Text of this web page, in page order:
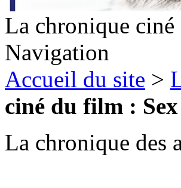
La chronique
Navigation
Accueil du site >
ciné du film :
La chronique des